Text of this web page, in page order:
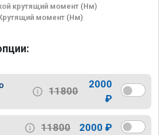
крутящий момент (Нм)
момент (Нм)
11800
2000
₽
11800 2000 ₽